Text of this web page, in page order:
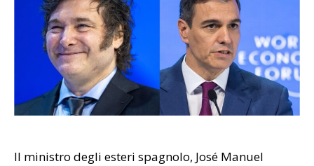
Il ministro degli esteri spagnolo, José Manuel